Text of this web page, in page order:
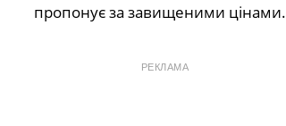
пропонує за завищеними цінами.
РЕКЛАМА